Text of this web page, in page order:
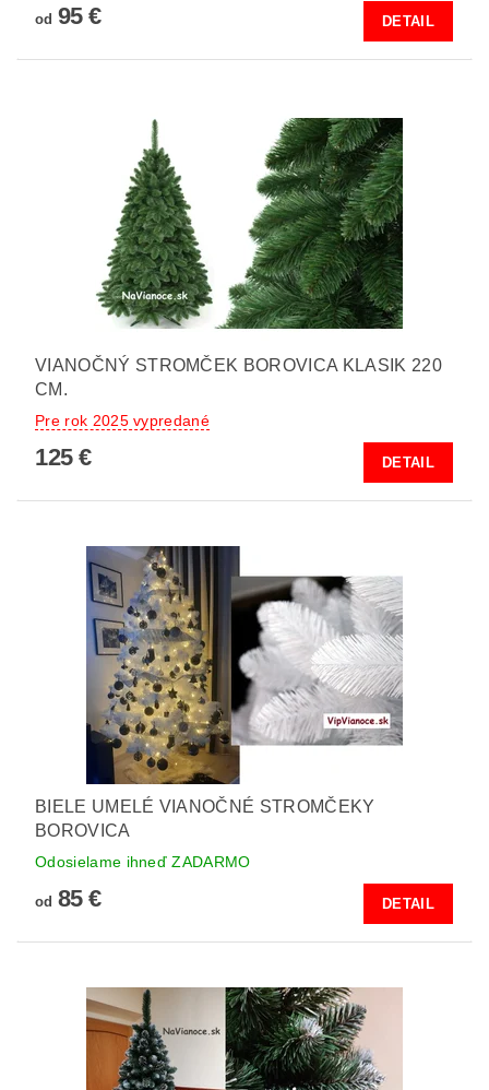
od 95 € DETAIL
VIANOČNÝ STROMČEK BOROVICA KLASIK 220
CM.
Pre rok 2025 vypredané
125 € DETAIL
BIELE UMELÉ VIANOČNÉ STROMČEKY
BOROVICA
Odosielame ihneď ZADARMO
od 85 € DETAIL